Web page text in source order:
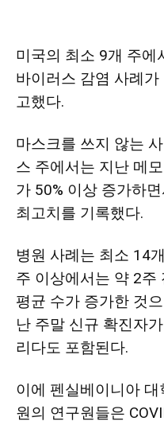
미국의 최소 9개 주에
바이러스 감염 사례
고했다.
마스크를 쓰지 않는
스 주에서는 지난 메
가 50% 이상 증가하
최고치를 기록했다.
병원 사례는 최소 14
주 이상에서는 약 2주
평균 수가 증가한 것
난 주말 신규 확진자
리다도 포함된다.
이에 펜실베이니아
원의 연구원들은